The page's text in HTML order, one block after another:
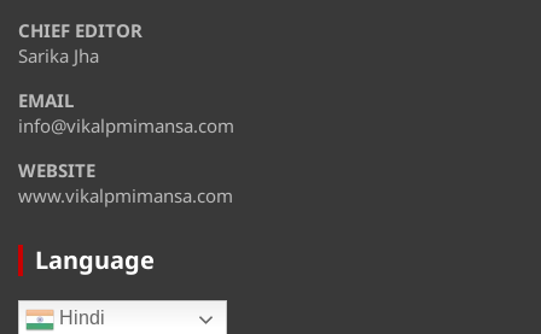
August 13
Thursday
August 14
Friday
CHIEF EDITOR
Sarika Jha
EMAIL
info@vikalpmimansa.com
WEBSITE
www.vikalpmimansa.com
Language
Hindi